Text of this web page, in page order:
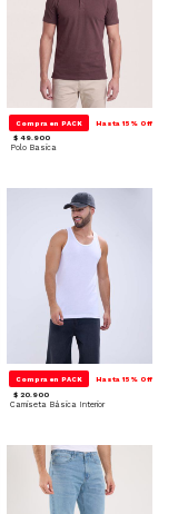
Compra en PACK Hasta 15% Off
$ 49.900
Polo Basica
Compra en PACK Hasta 15% Off
$ 20.900
Camiseta Básica Interior